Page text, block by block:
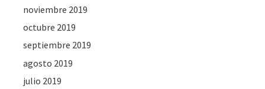
noviembre 2019
octubre 2019
septiembre 2019
agosto 2019
julio 2019